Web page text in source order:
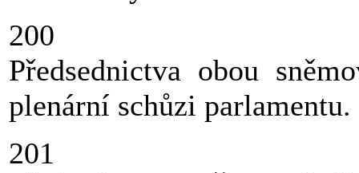
200
Předsednictva obou
plenární schůzi parlamentu.
201